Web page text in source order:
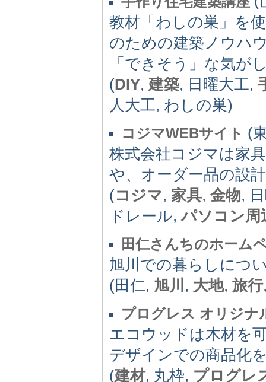
教材「わしの巣」を
のための建築ノウハ
「できそう」な気が
(DIY, 建築, 日曜大工,
人大工, わしの巣)
コジマWEBサイト (
株式会社コジマは家
や、オーダー品の設
(コジマ, 家具, 金物,
ドレール,パソコン周
田仁さんちのホーム
旭川での暮らしにつ
(田仁, 旭川 , 大地, 旅行
プログレス オリジナ
エコウッドは木材を
デザインでの商品化
(建材, 丸枠, プログレ